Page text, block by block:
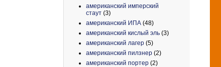
американский имперский
стаут (3)
американский ИПА (48)
американский кислый эль (3)
американский лагер (5)
американский пилзнер (2)
американский портер (2)